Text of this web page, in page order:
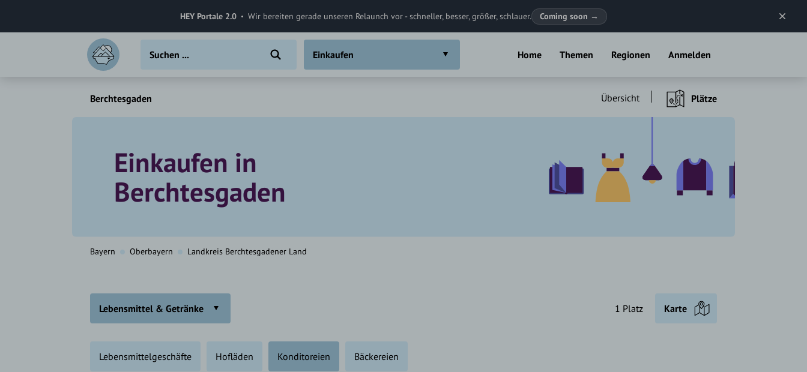
HEY Portale 2.0 Wir bereiten gerade unseren Relaunch vor - schneller, besser, größer, schlauer. Coming soon →
Home Themen Regionen Anmelden
Einkaufen
Berchtesgaden Übersicht Plätze
Einkaufen in
Berchtesgaden
Bayern Oberbayern Landkreis Berchtesgadener Land
Lebensmittel & Getränke
Lebensmittelgeschäfte Hofläden Konditoreien Bäckereien
1 Platz Karte